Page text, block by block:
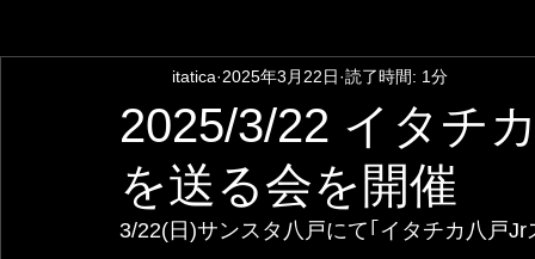
2025/3/22 イタチ
を送る会を開催
itatica 2025年3月22日 読了時間: 1分
3/22(日)サンスタ八戸にて｢イタチカ八戸